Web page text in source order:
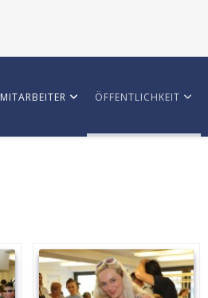
MITARBEITER ÖFFENTLICHKEIT